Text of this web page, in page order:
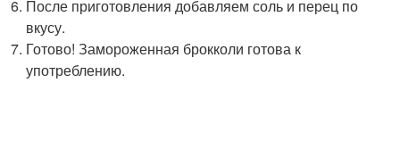
После приготовления добавляем соль и перец по
вкусу.
Готово! Замороженная брокколи готова к
употреблению.